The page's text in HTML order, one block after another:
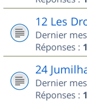
12 Les
Dernier
Réponses : 1
24
Dernier
Réponses : 1